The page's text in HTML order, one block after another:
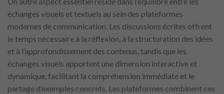
échanges visuels et textuels au sein des plateformes
modernes de communication. Les discussions écrites offrent
le temps nécessaire à la réflexion, à la structuration des idées
et à l’approfondissement des contenus, tandis que les
échanges visuels apportent une dimension interactive et
dynamique, facilitant la compréhension immédiate et le
partage d’exemples concrets. Les plateformes combinent ces